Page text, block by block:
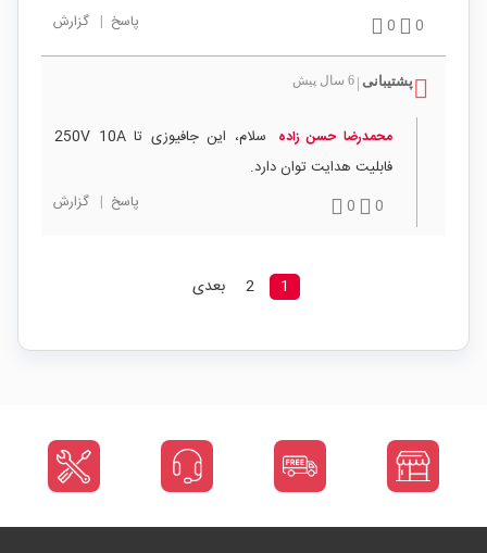
0
0 پاسخ | گزارش
پشتیبانی 6 سال پیش
محمدرضا حسن زاده
سلام، این جافیوزی تا 250V 10A
فابلیت هدایت توان دارد.
0
0 پاسخ | گزارش
1
2 بعدی